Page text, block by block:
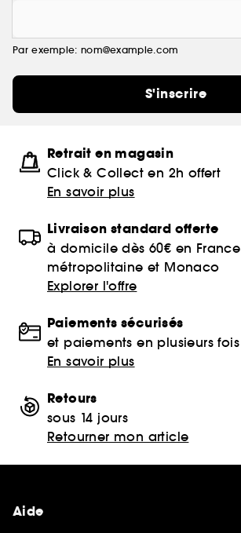
Par exemple: nom@example.com
S'inscrire
Retrait en magasin
Click & Collect en 2h offert
En savoir plus
Livraison standard offerte
à domicile dès 60€ en France
métropolitaine et Monaco
Explorer l'offre
Paiements sécurisés
et paiements en plusieurs fois
En savoir plus
Retours
sous 14 jours
Retourner mon article
Aide